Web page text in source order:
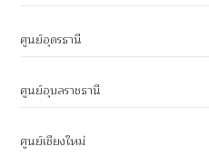
ศูนย์อุดรธานี
ศูนย์อุบลราชธานี
ศูนย์เชียงใหม่